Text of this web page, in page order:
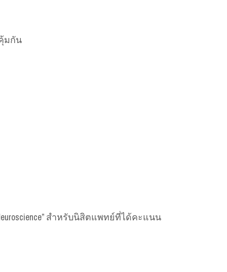
มกัน
สำหรับนิสิตแพทย์ที่ได้คะแนน